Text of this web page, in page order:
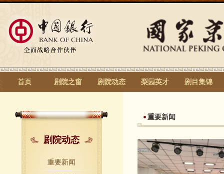
首页 剧院之窗 剧院动态 梨园英才 剧目集锦
剧院动态
重要新闻
重要新闻